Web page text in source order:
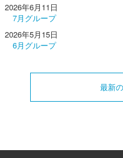
2026年6月11日
7月グループ
2026年5月15日
6月グループ
最新